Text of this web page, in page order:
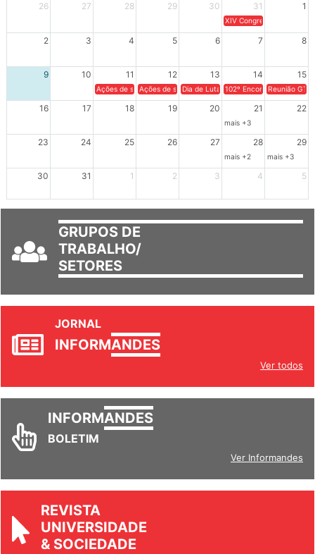
26
27 28 29 30 31 1
XIV Congresso Brasileiro
2 3 4 5 6 7 8
9 10 11 12 13 14 15
Ações de solidariedade a Cuba no Rio Grande do Sul - 100
Ações de solidariedade a Cuba no Rio Grande do
Dia de Luta em Defesa de Cuba e da
102º Encontro da
Reunião
16 17 18 19 20 21 22
mais +3
23 24 25 26 27 28 29
mais +2 mais +3
30 31 1 2 3 4 5
GRUPOS DE
TRABALHO/
SETORES
JORNAL
INFORMANDES
Ver todos
INFORMANDES
BOLETIM
Ver Informandes
REVISTA
UNIVERSIDADE
& SOCIEDADE